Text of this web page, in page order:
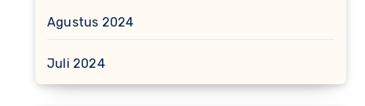
Agustus 2024
Juli 2024